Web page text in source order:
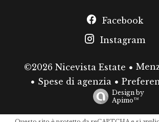
Facebook
Instagram
©2026 Nicevista Estate
Spese di agenzia
Design by
Apimo™